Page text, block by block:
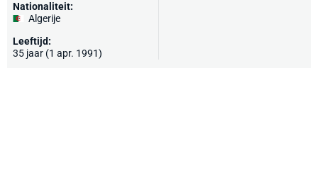
Nationaliteit:
Algerije
Leeftijd:
35 jaar (1 apr. 1991)